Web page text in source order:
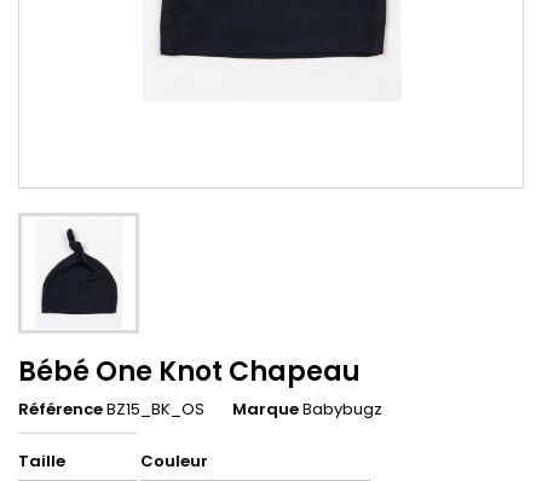
Bébé One Knot Chapeau
RéférenceBZ15_BK_OS MarqueBabybugz
Taille Couleur